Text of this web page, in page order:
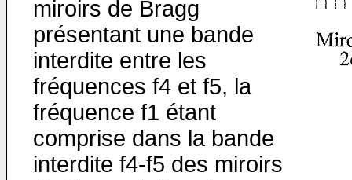
miroirs de Bragg
présentant une bande
interdite entre les
fréquences f4 et f5, la
fréquence f1 étant
comprise dans la bande
interdite f4-f5 des miroirs